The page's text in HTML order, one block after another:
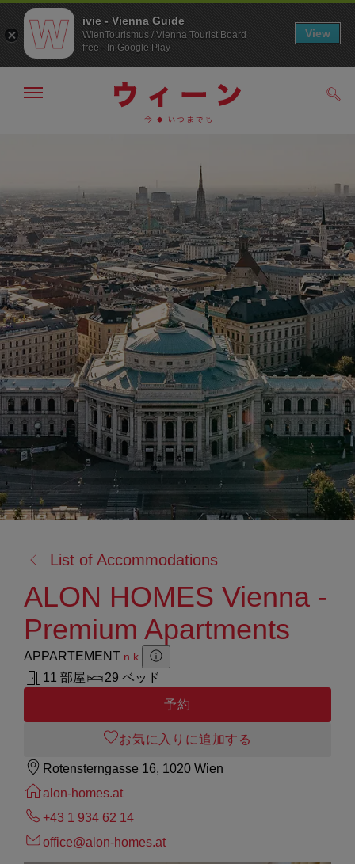
へ
ジ
の
ト
ッ
プ
へ
メ
非
表
示
る:
List of Accommodations
ALON HOMES Vienna -
Premium Apartments
APPARTEMENT n.k.
Zusatzinformation anzeigen
Zusatzinformation ausblenden
11 部屋
29 ベッド
予約
お気に入りに追加する
Rotensterngasse 16, 1020 Wien
alon-homes.at
+43 1 934 62 14
office@alon-homes.at
ivie - Vienna Guide
WienTourismus / Vienna Tourist Board
free - In Google Play
View